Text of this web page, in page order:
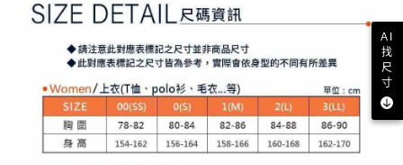
【注意事項】
１．透過由恩沛科技股份有限公司提供之「AFTEE先享後付」服務完成之交
易，需依本服務之必要範圍內提供個人資料，並將交易相關給付款項請求債
權轉讓予恩沛科技股份有限公司。
https://aftee.tw/terms/#terms3
３．未成年的使用者請事先徵得法定代理人或監護人之同意方可使用
「AFTEE先享後付」，若未經同意申辦者引起之損失，本公司不負相關責
7-11取貨付款
付款後7-11取貨
免運費
AI
找
尺
寸